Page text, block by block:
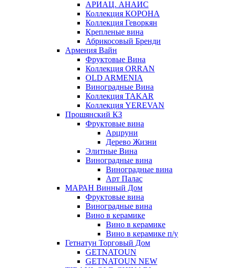
АРИАЦ. АНАИС
Коллекция КОРОНА
Коллекция Геворкян
Крепленые вина
Абрикосовый Бренди
Армения Вайн
Фруктовые Вина
Коллекция ORRAN
OLD ARMENIA
Виноградные Вина
Коллекция TAKAR
Коллекция YEREVAN
Прошянский КЗ
Фруктовые вина
Арцруни
Дерево Жизни
Элитные Вина
Виноградные вина
Виноградные вина
Арт Палас
МАРАН Винный Дом
Фруктовые вина
Виноградные вина
Вино в керамике
Вино в керамике
Вино в керамике п/у
Гетнатун Торговый Дом
GETNATOUN
GETNATOUN NEW